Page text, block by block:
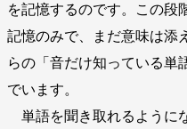
を記憶するのです。この段
記憶のみで、まだ意味は添
らの「音だけ知っている単
でいます。
単語を聞き取れるように